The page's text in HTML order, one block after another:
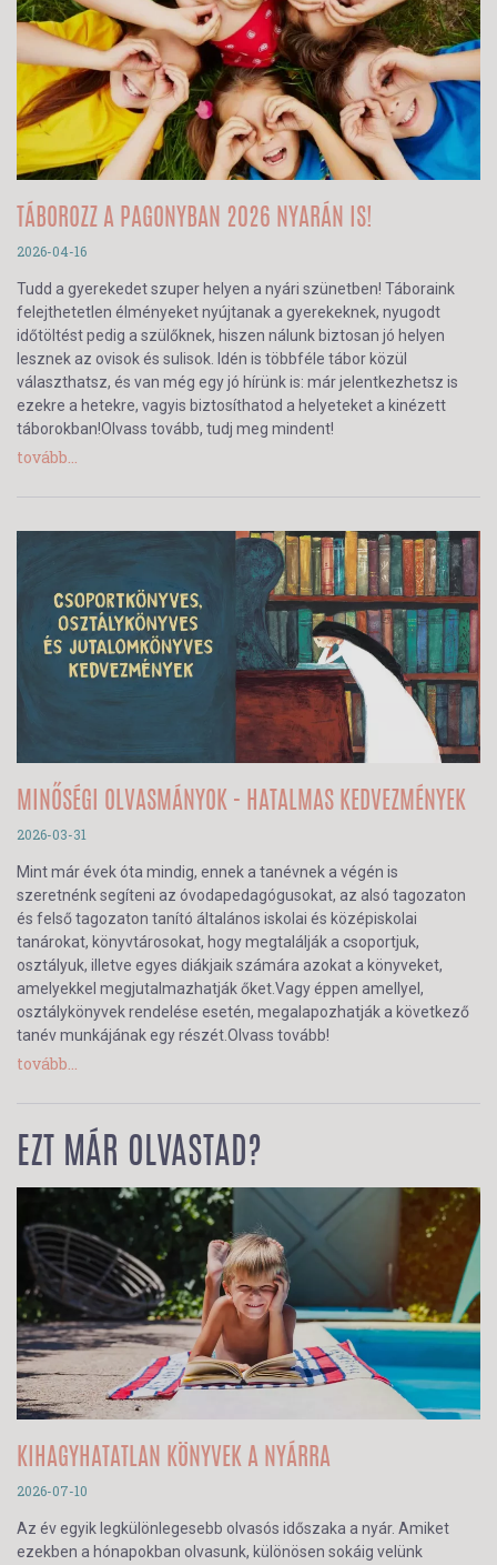
TÁBOROZZ A PAGONYBAN 2026 NYARÁN IS!
2026-04-16
Tudd a gyerekedet szuper helyen a nyári szünetben! Táboraink
felejthetetlen élményeket nyújtanak a gyerekeknek, nyugodt
időtöltést pedig a szülőknek, hiszen nálunk biztosan jó helyen
lesznek az ovisok és sulisok. Idén is többféle tábor közül
választhatsz, és van még egy jó hírünk is: már jelentkezhetsz is
ezekre a hetekre, vagyis biztosíthatod a helyeteket a kinézett
táborokban!Olvass tovább, tudj meg mindent!
tovább...
MINŐSÉGI OLVASMÁNYOK - HATALMAS KEDVEZMÉNYEK
2026-03-31
Mint már évek óta mindig, ennek a tanévnek a végén is
szeretnénk segíteni az óvodapedagógusokat, az alsó tagozaton
és felső tagozaton tanító általános iskolai és középiskolai
tanárokat, könyvtárosokat, hogy megtalálják a csoportjuk,
osztályuk, illetve egyes diákjaik számára azokat a könyveket,
amelyekkel megjutalmazhatják őket.Vagy éppen amellyel,
osztálykönyvek rendelése esetén, megalapozhatják a következő
tanév munkájának egy részét.Olvass tovább!
tovább...
EZT MÁR OLVASTAD?
KIHAGYHATATLAN KÖNYVEK A NYÁRRA
2026-07-10
Az év egyik legkülönlegesebb olvasós időszaka a nyár. Amiket
ezekben a hónapokban olvasunk, különösen sokáig velünk